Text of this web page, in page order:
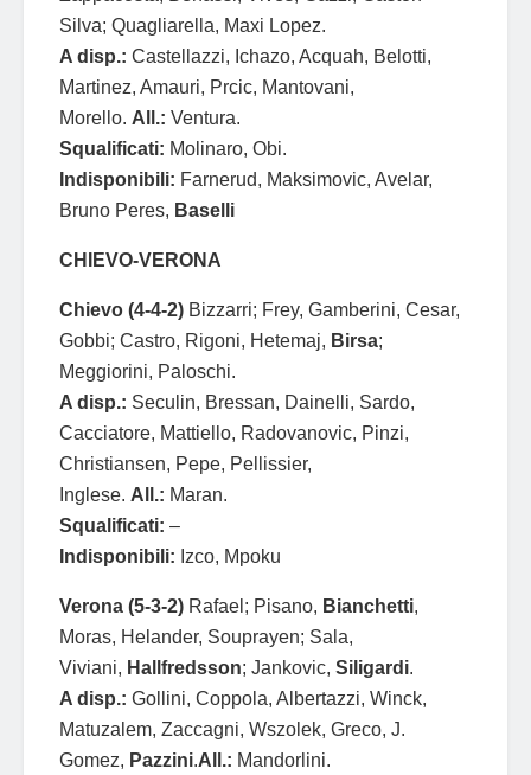
Silva; Quagliarella, Maxi Lopez.
A disp.: Castellazzi, Ichazo, Acquah, Belotti,
Martinez, Amauri, Prcic, Mantovani,
Morello. All.: Ventura.
Squalificati: Molinaro, Obi.
Indisponibili: Farnerud, Maksimovic, Avelar,
Bruno Peres, Baselli
CHIEVO-VERONA
Chievo (4-4-2) Bizzarri; Frey, Gamberini, Cesar,
Gobbi; Castro, Rigoni, Hetemaj, Birsa;
Meggiorini, Paloschi.
A disp.: Seculin, Bressan, Dainelli, Sardo,
Cacciatore, Mattiello, Radovanovic, Pinzi,
Christiansen, Pepe, Pellissier,
Inglese. All.: Maran.
Squalificati: –
Indisponibili: Izco, Mpoku
Verona (5-3-2) Rafael; Pisano, Bianchetti,
Moras, Helander, Souprayen; Sala,
Viviani, Hallfredsson; Jankovic, Siligardi.
A disp.: Gollini, Coppola, Albertazzi, Winck,
Matuzalem, Zaccagni, Wszolek, Greco, J.
Gomez, Pazzini.All.: Mandorlini.